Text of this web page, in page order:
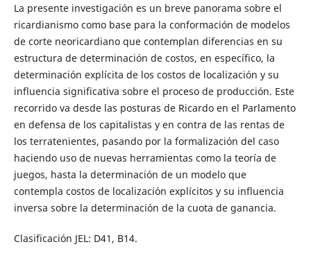
La presente investigación es un breve panorama sobre el
ricardianismo como base para la conformación de modelos
de corte neoricardiano que contemplan diferencias en su
estructura de determinación de costos, en específico, la
determinación explícita de los costos de localización y su
influencia significativa sobre el proceso de producción. Este
recorrido va desde las posturas de Ricardo en el Parlamento
en defensa de los capitalistas y en contra de las rentas de
los terratenientes, pasando por la formalización del caso
haciendo uso de nuevas herramientas como la teoría de
juegos, hasta la determinación de un modelo que
contempla costos de localización explícitos y su influencia
inversa sobre la determinación de la cuota de ganancia.
Clasificación JEL: D41, B14.